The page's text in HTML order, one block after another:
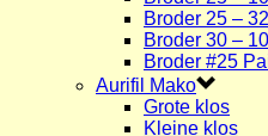
Broder 25 –
Broder 30 –
Broder #25
Aurifil Mako
Grote klos
Kleine klos